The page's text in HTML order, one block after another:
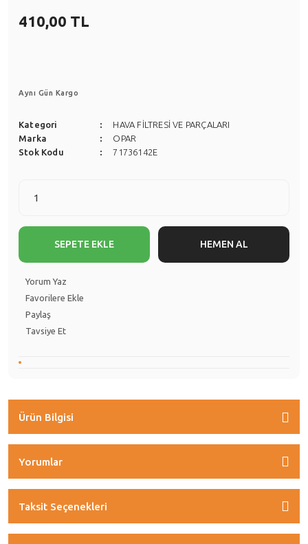
410,00 TL
Aynı Gün Kargo
Kategori
HAVA FİLTRESİ VE PARÇALARI
Marka
OPAR
Stok Kodu
71736142E
SEPETE EKLE HEMEN AL
Yorum Yaz
Paylaş
Tavsiye Et
Ürün Bilgisi
Yorumlar
Taksit Seçenekleri